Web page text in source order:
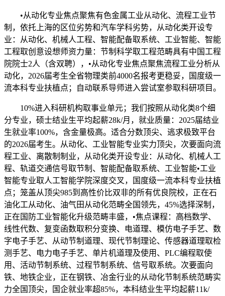
•从动化专业焦点聚焦有色金属工业从动化、流程工业节
制，依托上海的区位劣势和汽车学科劣势，从动化类开设专
业：从动化、机械人工程、智能配备取系统、工业智能、智能
工程取创意设想师资力量：节制科学取工程范畴具有中国工程
院院士2人（含双聘），•从动化专业焦点聚焦流程工业分析从
动化，2026届考生全省物理类前4000名报考更稳妥，国度级一
流本科专业扶植点；自动联系导师进入尝试室参取科研项目。
10%进入科研机构取事业单元；我们按照从动化类8个细
分专业，硕士结业生平均起薪28k/月，就业质量：2025届结业
生就业率100%，含金量极高。适合分数顶尖、逃求极致平台
的2026届考生。从动化、工业智能专业实力顶尖，次要面向流
程工业、离散制制业，从动化类开设专业：从动化、机械人工
程、轨道交通信号取节制、智能配备取系统、工业智能•工业
智能专业取人工智能学院深度交叉，国度级一流本科专业扶植
点；笼盖从顶尖985到高性价比双非的所有优良院校，正在石
油化工从动化、油气田从动化范畴全国领先，45%选择深制，
正在国防工业智能化升级范畴丰盛，•焦点课程：高档数学、
线性代数、复变函数取积分变换、电道理、模仿电子手艺、数
字电子手艺、从动节制道理、现代节制理论、传感器道理取检
测手艺、电力电子手艺、单片机道理及使用、PLC编程取使
用、活动节制系统、过程节制系统、信号取系统。次要面向
铁、地铁企业，正在钢铁、冶金行业的从动化节制系统范畴实
力全国顶尖，国企就业率超85%，本科结业生平均起薪11k/